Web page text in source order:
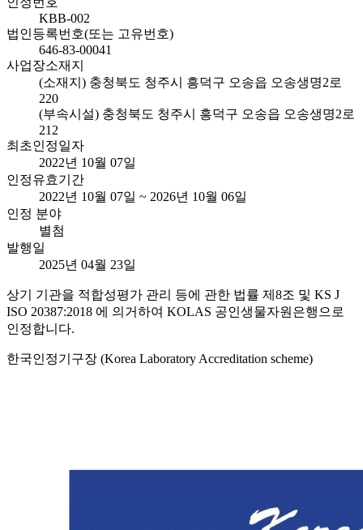
KBB-002
법인등록번호(또는 고유번호)
646-83-00041
사업장소재지
(소재지) 충청북도 청주시 흥덕구 오송읍 오송생명2로
220
(부속시설) 충청북도 청주시 흥덕구 오송읍 오송생명2로
212
최초인정일자
2022년 10월 07일
인정유효기간
2022년 10월 07일 ~ 2026년 10월 06일
인정 분야
별첨
발행일
2025년 04월 23일
상기 기관을 적합성평가 관리 등에 관한 법률 제8조 및 KS J
ISO 20387:2018 에 의거하여 KOLAS 공인생물자원은행으로
인정합니다.
한국인정기구장 (Korea Laboratory Accreditation scheme)